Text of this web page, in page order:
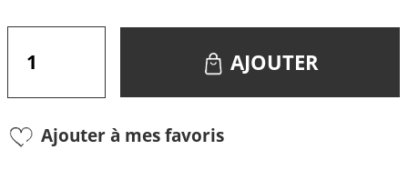
AJOUTER
Ajouter à mes favoris